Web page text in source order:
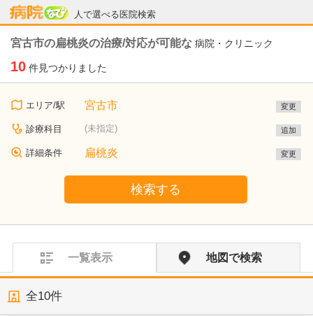
人で選べる医院検索
病院なび
宮古市の扁桃炎の治療/対応が可能な 病院・クリニック
10 件見つかりました
エリア/駅 宮古市 変更
診療科目 (未指定) 追加
詳細条件 扁桃炎 変更
検索する
一覧表示 地図で検索
全10件